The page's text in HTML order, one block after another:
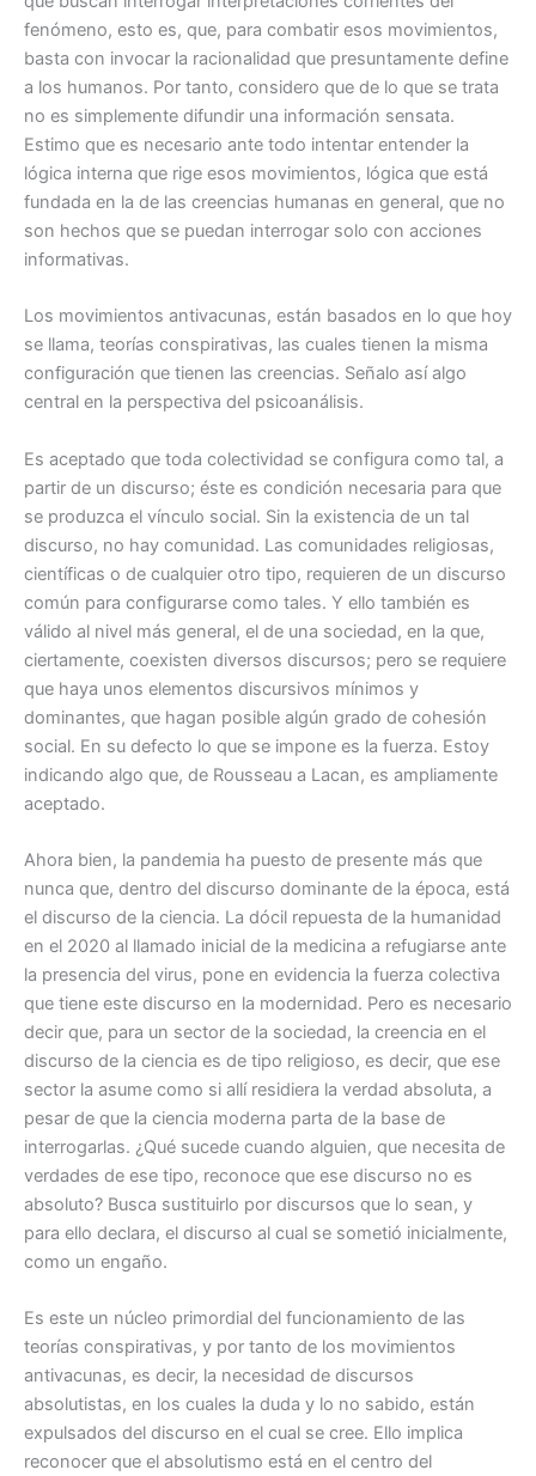
fenómeno, esto es, que, para combatir esos movimientos,
basta con invocar la racionalidad que presuntamente define
a los humanos. Por tanto, considero que de lo que se trata
no es simplemente difundir una información sensata.
Estimo que es necesario ante todo intentar entender la
lógica interna que rige esos movimientos, lógica que está
fundada en la de las creencias humanas en general, que no
son hechos que se puedan interrogar solo con acciones
informativas.
Los movimientos antivacunas, están basados en lo que hoy
se llama, teorías conspirativas, las cuales tienen la misma
configuración que tienen las creencias. Señalo así algo
central en la perspectiva del psicoanálisis.
Es aceptado que toda colectividad se configura como tal, a
partir de un discurso; éste es condición necesaria para que
se produzca el vínculo social. Sin la existencia de un tal
discurso, no hay comunidad. Las comunidades religiosas,
científicas o de cualquier otro tipo, requieren de un discurso
común para configurarse como tales. Y ello también es
válido al nivel más general, el de una sociedad, en la que,
ciertamente, coexisten diversos discursos; pero se requiere
que haya unos elementos discursivos mínimos y
dominantes, que hagan posible algún grado de cohesión
social. En su defecto lo que se impone es la fuerza. Estoy
indicando algo que, de Rousseau a Lacan, es ampliamente
aceptado.
Ahora bien, la pandemia ha puesto de presente más que
nunca que, dentro del discurso dominante de la época, está
el discurso de la ciencia. La dócil repuesta de la humanidad
en el 2020 al llamado inicial de la medicina a refugiarse ante
la presencia del virus, pone en evidencia la fuerza colectiva
que tiene este discurso en la modernidad. Pero es necesario
decir que, para un sector de la sociedad, la creencia en el
discurso de la ciencia es de tipo religioso, es decir, que ese
sector la asume como si allí residiera la verdad absoluta, a
pesar de que la ciencia moderna parta de la base de
interrogarlas. ¿Qué sucede cuando alguien, que necesita de
verdades de ese tipo, reconoce que ese discurso no es
absoluto? Busca sustituirlo por discursos que lo sean, y
para ello declara, el discurso al cual se sometió inicialmente,
como un engaño.
Es este un núcleo primordial del funcionamiento de las
teorías conspirativas, y por tanto de los movimientos
antivacunas, es decir, la necesidad de discursos
absolutistas, en los cuales la duda y lo no sabido, están
expulsados del discurso en el cual se cree. Ello implica
reconocer que el absolutismo está en el centro del